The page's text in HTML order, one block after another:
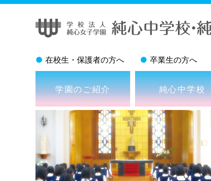
● 在校生・保護者の方へ ● 卒業生の方へ
学園のご紹介 純心中学校